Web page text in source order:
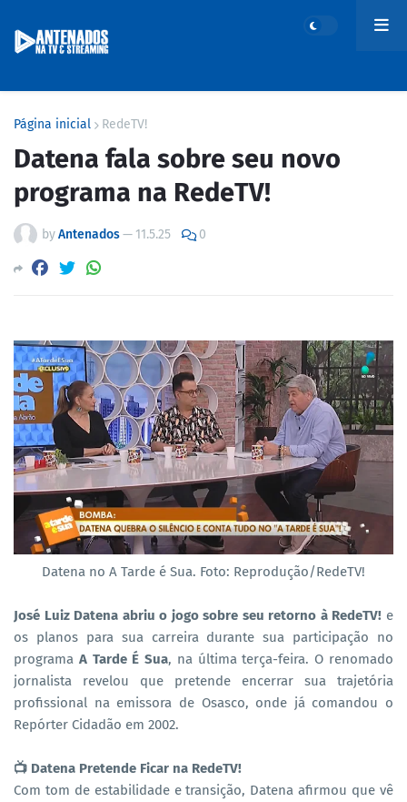
Página inicial RedeTV!
Datena fala sobre seu novo
programa na RedeTV!
byAntenados— 11.5.25 0
Datena no A Tarde é Sua. Foto: Reprodução/RedeTV!
José Luiz Datena abriu o jogo sobre seu retorno à RedeTV! e
os planos para sua carreira durante sua participação no
programa A Tarde É Sua, na última terça-feira. O renomado
jornalista revelou que pretende encerrar sua trajetória
profissional na emissora de Osasco, onde já comandou o
Repórter Cidadão em 2002.
📺 Datena Pretende Ficar na RedeTV!
Com tom de estabilidade e transição, Datena afirmou que vê